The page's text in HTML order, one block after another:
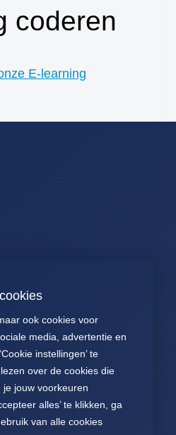
ook cookies voor
media, advertentie en
instellingen’ te
over de cookies die
jouw voorkeuren
alles’ te klikken, ga
van alle cookies
ependymomen
49. alle maligne
(zonder curettages of
kleinere excisies)
56. alle wormen
57. alle hormonen
hormoonpreparaten
endocrienen
coderen
E-learning
ons
Presentaties
Voor patiënten
Jaarverslagen
Statuten Palga